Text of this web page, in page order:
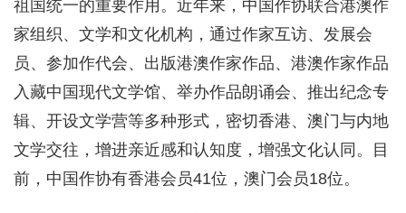
祖国统一的重要作用。近年来，中国作协联合港澳作
家组织、文学和文化机构，通过作家互访、发展会
员、参加作代会、出版港澳作家作品、港澳作家作品
入藏中国现代文学馆、举办作品朗诵会、推出纪念专
辑、开设文学营等多种形式，密切香港、澳门与内地
文学交往，增进亲近感和认知度，增强文化认同。目
前，中国作协有香港会员41位，澳门会员18位。